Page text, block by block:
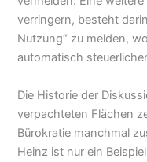
verringern, besteht
Nutzung“ zu melden,
automatisch
Die Historie der
verpachteten Flächen
Bürokratie manchmal
Heinz ist nur ein